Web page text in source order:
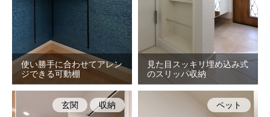
使い勝手に合わせてアレン
ジできる可動棚
見た目スッキリ埋め込み式
のスリッパ収納
玄関 収納 ペット